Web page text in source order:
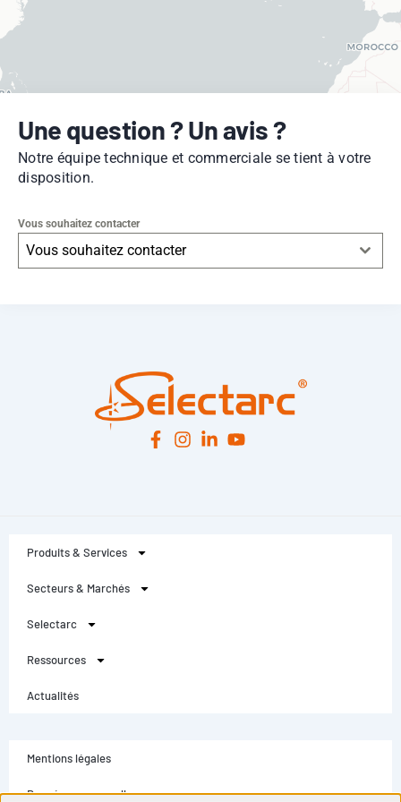
Une question ? Un avis ?
Notre équipe technique et commerciale se tient à votre
disposition.
Vous souhaitez contacter
Vous souhaitez contacter
Produits & Services
Secteurs & Marchés
Selectarc
Ressources
Actualités
Mentions légales
Données personnelles